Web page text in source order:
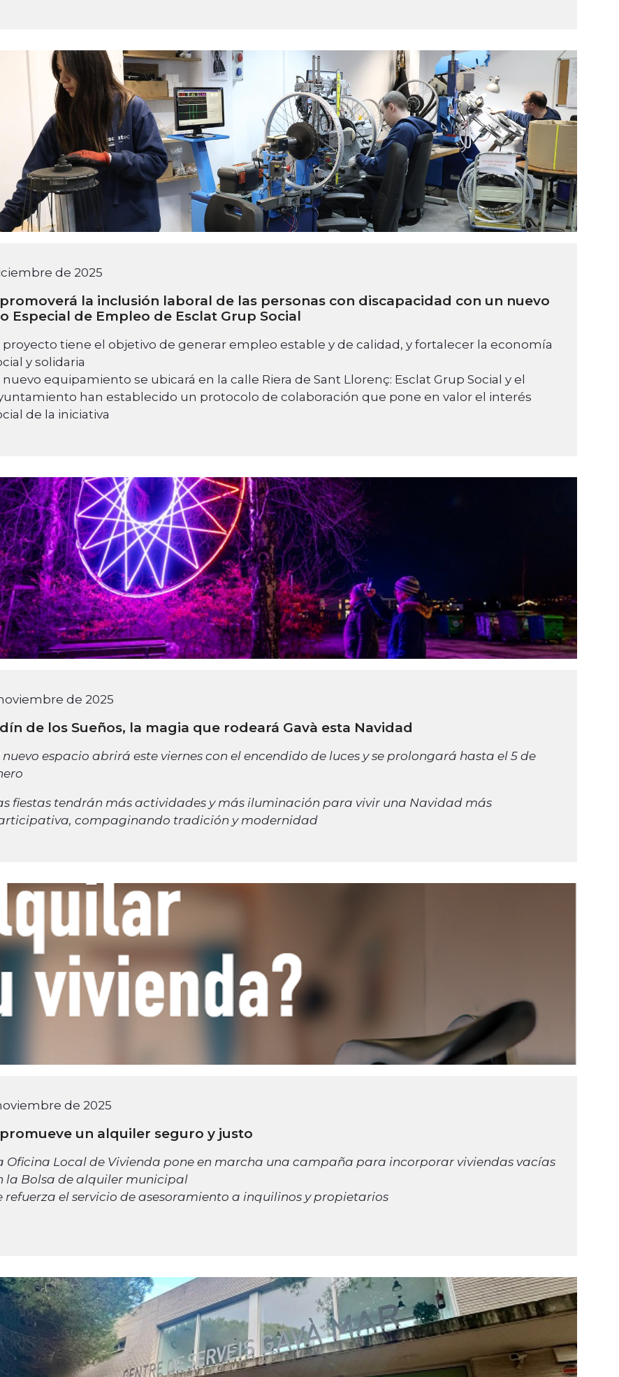
de 2025
la inclusión laboral de las personas con discapacidad con un nuevo
Especial de Empleo de Esclat Grup Social
proyecto tiene el objetivo de generar empleo estable y de calidad, y fortalecer la economía
y solidaria
nuevo equipamiento se ubicará en la calle Riera de Sant Llorenç: Esclat Grup Social y el
han establecido un protocolo de colaboración que pone en valor el interés
de la iniciativa
de 2025
de los Sueños, la magia que rodeará Gavà esta Navidad
nuevo espacio abrirá este viernes con el encendido de luces y se prolongará hasta el 5 de
fiestas tendrán más actividades y más iluminación para vivir una Navidad más
compaginando tradición y modernidad
de 2025
un alquiler seguro y justo
Oficina Local de Vivienda pone en marcha una campaña para incorporar viviendas vacías
la Bolsa de alquiler municipal
refuerza el servicio de asesoramiento a inquilinos y propietarios